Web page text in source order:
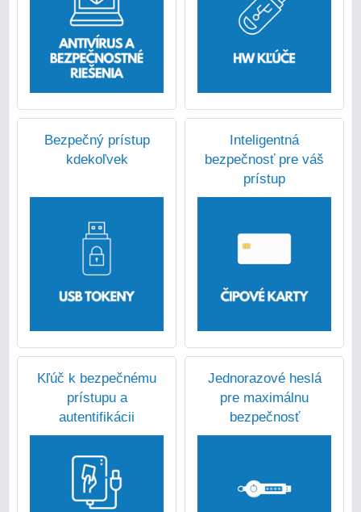
Bezpečný prístup
kdekoľvek
Inteligentná
bezpečnosť pre váš
prístup
Kľúč k bezpečnému
prístupu a
autentifikácii
Jednorazové heslá
pre maximálnu
bezpečnosť